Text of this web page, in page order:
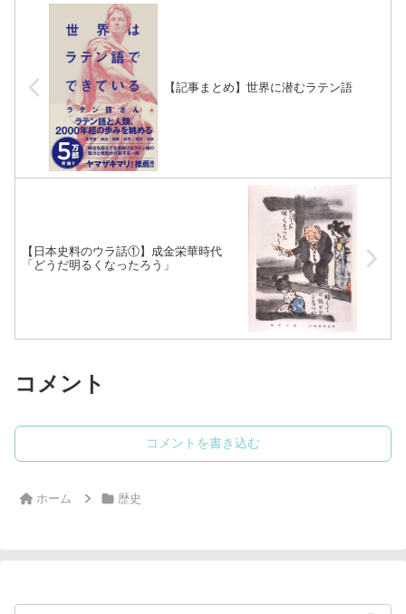
【記事まとめ】世界に潜むラテン語
【日本史料のウラ話①】成金栄華時代
「どうだ明るくなったろう」
コメント
コメントを書き込む
ホーム 歴史